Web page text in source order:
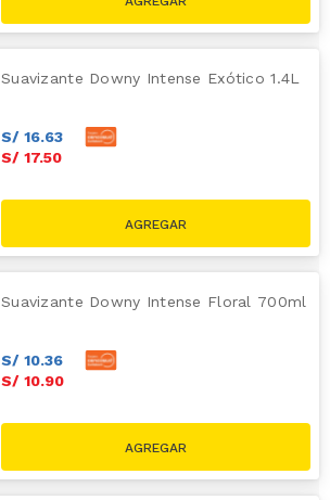
Suavizante Downy Intense Exótico 1.4L
S/ 16.63
S/ 17.50
Suavizante Downy Intense Floral 700ml
S/ 10.36
S/ 10.90